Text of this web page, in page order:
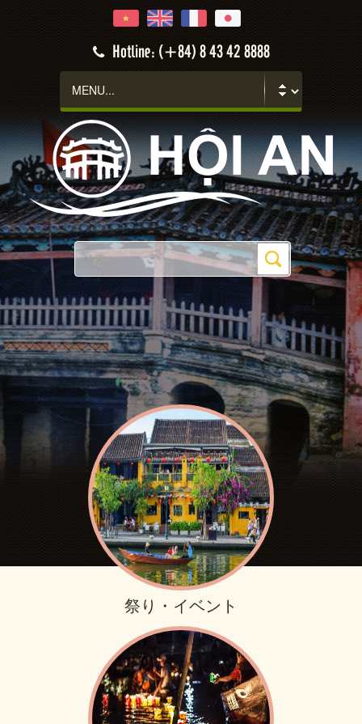
Hotline: (+84) 8 43 42 8888
祭り・イベント